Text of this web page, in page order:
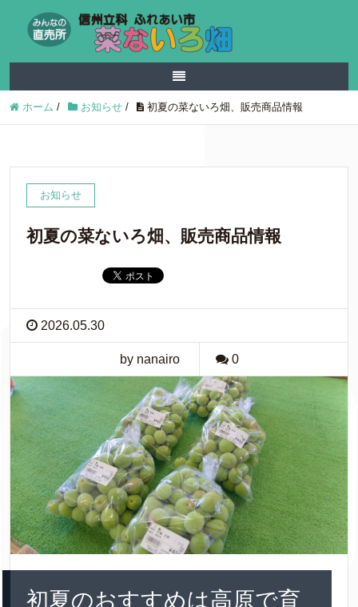
ホーム / お知らせ / 初夏の菜ないろ畑、販売商品情報
お知らせ
初夏の菜ないろ畑、販売商品情報
2026.05.30
by nanairo 0
初夏のおすすめは高原で育